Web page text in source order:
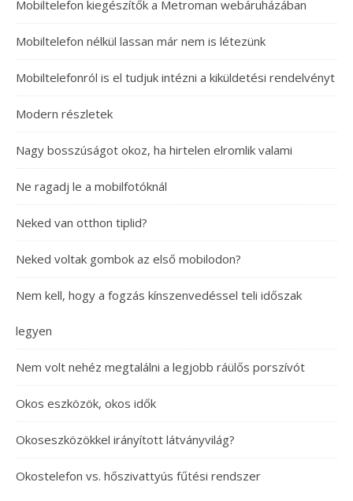
Mobiltelefon kiegészítők a Metroman webáruházában
Mobiltelefon nélkül lassan már nem is létezünk
Mobiltelefonról is el tudjuk intézni a kiküldetési rendelvényt
Modern részletek
Nagy bosszúságot okoz, ha hirtelen elromlik valami
Ne ragadj le a mobilfotóknál
Neked van otthon tiplid?
Neked voltak gombok az első mobilodon?
Nem kell, hogy a fogzás kínszenvedéssel teli időszak
legyen
Nem volt nehéz megtalálni a legjobb ráülős porszívót
Okos eszközök, okos idők
Okoseszközökkel irányított látványvilág?
Okostelefon vs. hőszivattyús fűtési rendszer